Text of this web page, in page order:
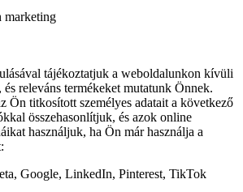
marketing
tájékoztatjuk a weboldalunkon kívüli
releváns termékeket mutatunk Önnek.
Ön titkosított személyes adatait a következő
összehasonlítjuk, és azok online
használjuk, ha Ön már használja a
Google, LinkedIn, Pinterest, TikTok